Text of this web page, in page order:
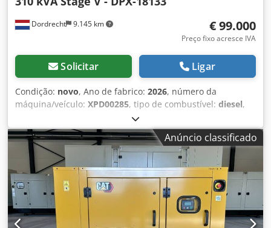
Dordrecht 9.145 km € 99.000
Preço fixo acresce IVA
Solicitar Ligar
Condição: novo, Ano de fabrico: 2026, número da
máquina/veículo: XPD00285, tipo de combustível: diesel,
Cat C9.3B
Construção Peso vazio: 4.784 kg Potência do gerador: 310
kVA Dimensões do compartimento de carga: 409 x 151 x
228 cm Marca CE: sim Nível de emissões: Stage V / Tier IV
final Volume do tanque de água: 667 l País de fabricação:
CN Entre em contato com a equipe DPX para mais
informações. = Outras opções e acessórios = - Bateria -
Painel de controle - Teto de aço - Caminhão-pipa Dcedozc
Dwqepfx Acksk
Anúncio classificado